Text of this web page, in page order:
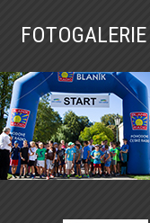
FOTOGALERIE